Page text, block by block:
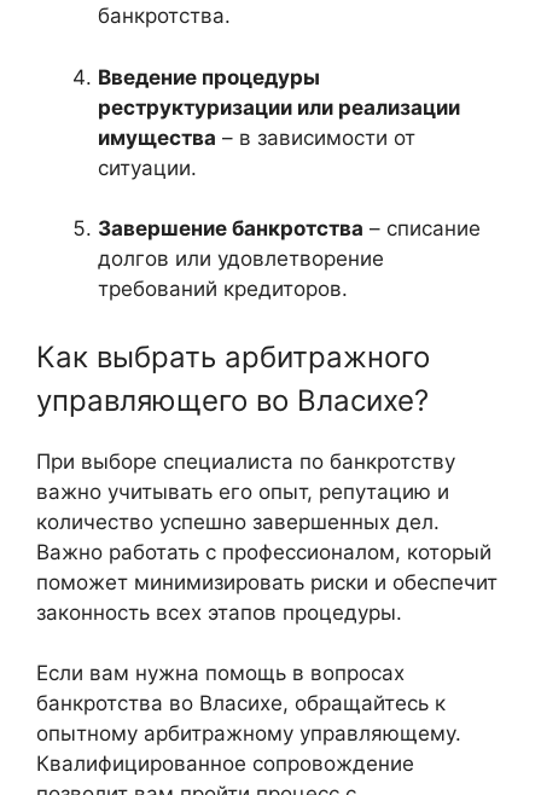
банкротства.
Введение процедуры
реструктуризации или реализации
имущества – в зависимости от
ситуации.
Завершение банкротства – списание
долгов или удовлетворение
требований кредиторов.
Как выбрать арбитражного
управляющего во Власихе?
При выборе специалиста по банкротству
важно учитывать его опыт, репутацию и
количество успешно завершенных дел.
Важно работать с профессионалом, который
поможет минимизировать риски и обеспечит
законность всех этапов процедуры.
Если вам нужна помощь в вопросах
банкротства во Власихе, обращайтесь к
опытному арбитражному управляющему.
Квалифицированное сопровождение